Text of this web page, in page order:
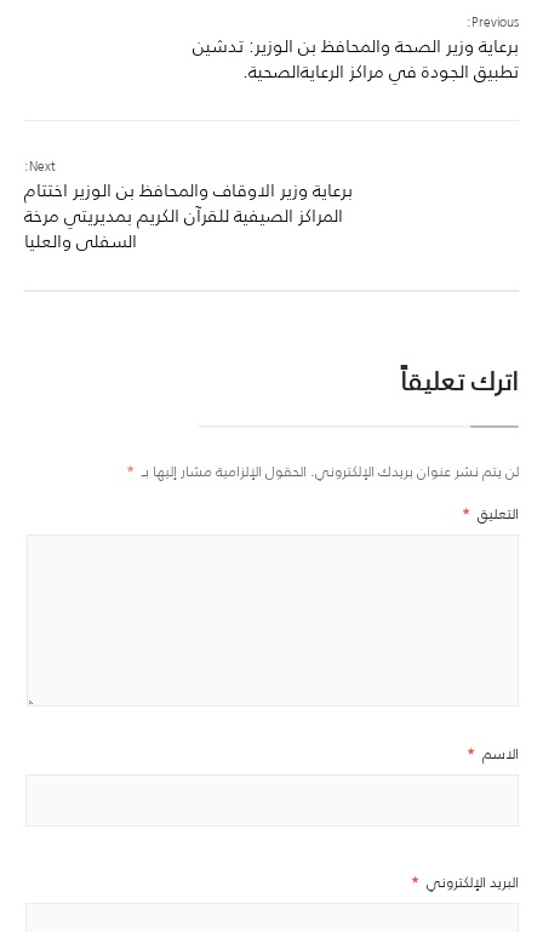
Previous:
برعاية وزير الصحة والمحافظ بن الوزير: تدشين
تطبيق الجودة في مراكز الرعايةالصحية.
Next:
برعاية وزير الاوقاف والمحافظ بن الوزير اختتام
المراكز الصيفية للقرآن الكريم بمديريتي مرخة
السفلى والعليا
اترك تعليقاً
لن يتم نشر عنوان بريدك الإلكتروني. الحقول الإلزامية مشار إليها بـ *
التعليق *
الاسم *
البريد الإلكتروني *